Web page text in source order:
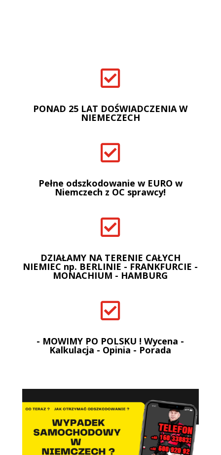

PONAD 25 LAT DOŚWIADCZENIA W
NIEMECZECH

Pełne odszkodowanie w EURO w
Niemczech z OC sprawcy!

DZIAŁAMY NA TERENIE CAŁYCH
NIEMIEC np. BERLINIE - FRANKFURCIE -
MONACHIUM - HAMBURG

- MOWIMY PO POLSKU ! Wycena -
Kalkulacja - Opinia - Porada